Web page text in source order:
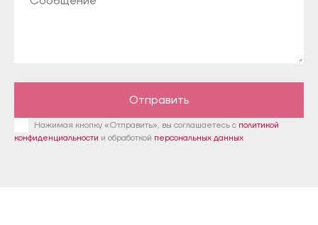
Отправить
Нажимая кнопку «Отправить», вы соглашаетесь с политикой
конфиденциальности и обработкой персональных данных